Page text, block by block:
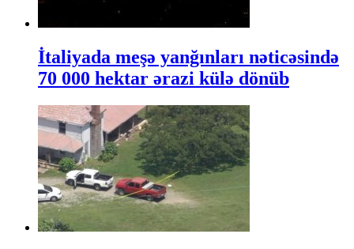
İtaliyada meşə yanğınları nəticəsində
70 000 hektar ərazi külə dönüb